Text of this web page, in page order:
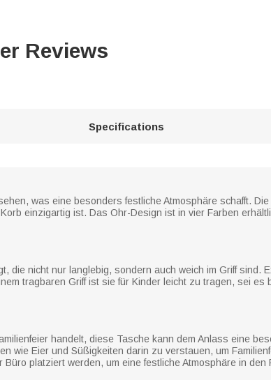
Reviews
Specifications
was eine besonders festliche Atmosphäre schafft.
einzigartig ist. Das Ohr-Design ist in vier Farben
die nicht nur langlebig, sondern auch weich im Griff sind.
tragbaren Griff ist sie für Kinder leicht zu tragen, sei es
handelt, diese Tasche kann dem Anlass eine
wie Eier und Süßigkeiten darin zu verstauen, um
platziert werden, um eine festliche Atmosphäre in den